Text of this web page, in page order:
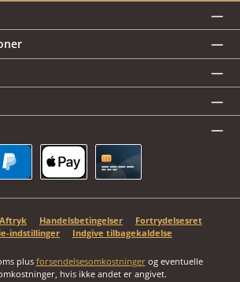
Aftryk Handelsbetingelser
Fortrydelsesret
indstillinger
Indgive tilbagekaldelse
plus forsendelsesomkostningerog eventuelle
hvis ikke andet er angivet.